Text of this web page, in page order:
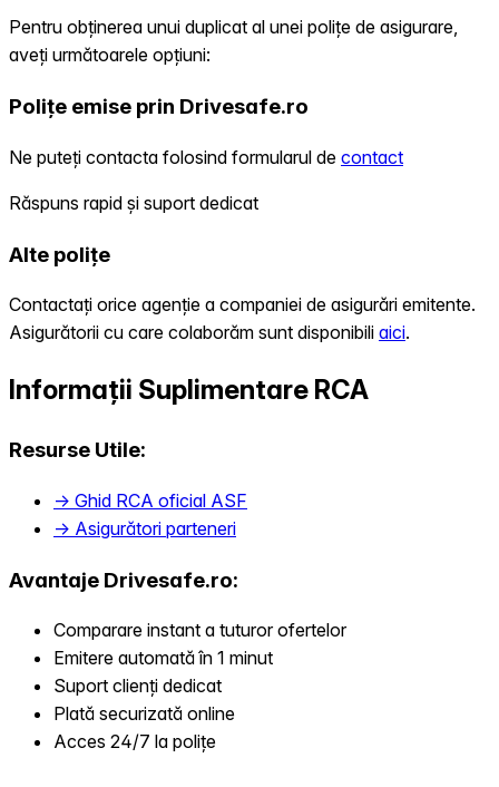
Pentru obținerea unui duplicat al unei polițe de asigurare,
aveți următoarele opțiuni:
Polițe emise prin Drivesafe.ro
Ne puteți contacta folosind formularul de contact
Răspuns rapid și suport dedicat
Alte polițe
Contactați orice agenție a companiei de asigurări emitente.
Asigurătorii cu care colaborăm sunt disponibili aici.
Informații Suplimentare RCA
Resurse Utile:
→ Ghid RCA oficial ASF
→ Asigurători parteneri
Avantaje Drivesafe.ro:
Comparare instant a tuturor ofertelor
Emitere automată în 1 minut
Suport clienți dedicat
Plată securizată online
Acces 24/7 la polițe